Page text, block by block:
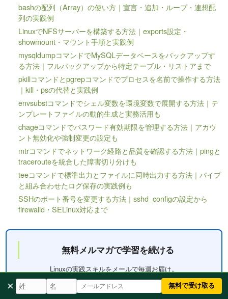
bashの配列（Array）の使い方｜宣言・追加・ループ・連想配
列の実践例
LinuxでNFSサーバーを構築する方法｜exports設定・
showmount・マウント手順と実践例
mysqldumpコマンドでMySQLデータベースをバックアップす
る方法｜フルバックアップから特定テーブル・リストアまで
pkillコマンドとpgrepコマンドでプロセスを名前で操作する方法
｜kill・psの代替と実践例
envsubstコマンドでシェル変数を環境変数で展開する方法｜テ
ンプレートファイルの動的生成と実務活用も
chageコマンドでパスワード有効期限を管理する方法｜アカウ
ント無効化や強制変更の設定も
mtrコマンドでネットワーク経路と品質を確認する方法｜pingと
tracerouteを統合した障害切り分けも
teeコマンドで標準出力とファイルに同時出力する方法｜パイプ
と組み合わせたログ保存の実践例も
SSHのポート番号を変更する方法｜sshd_configの設定から
firewalld・SELinux対応まで
無料メルマガで学習を続ける
Linuxの実践スキルをメールで毎週お届け。
登録は30秒、解除もいつでも可。
× 無料で受け取る